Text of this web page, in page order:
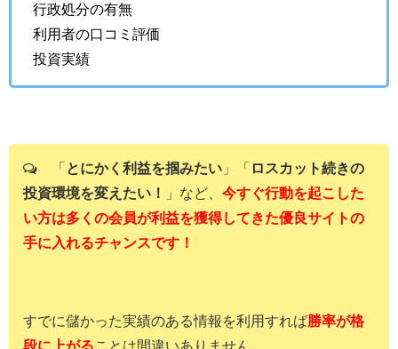
行政処分の有無
利用者の口コミ評価
投資実績
「 とにかく利益を掴みたい 」「 ロスカット続きの
投資環境を変えたい！
」など、 今すぐ行動を起こした
い方は多くの会員が利益を獲得してきた優良サイトの
手に入れるチャンスです！
すでに儲かった実績のある情報を利用すれば勝率が格
段に上がる ことは間違いありません。